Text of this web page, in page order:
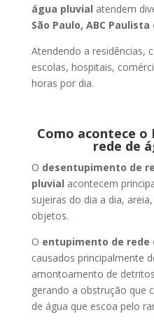
água pluvial atendem
São Paulo, ABC
Atendendo a residências,
escolas, hospitais,
horas por dia.
Como acontece
rede de
O desentupimento de
pluvial acontecem
sujeiras do dia a dia,
objetos.
O entupimento de rede
causados principalmente
amontoamento de
gerando a obstrução que
de água que escoa pelo